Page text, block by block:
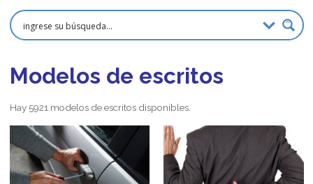
Modelos de escritos
Hay 5921 modelos de escritos disponibles.